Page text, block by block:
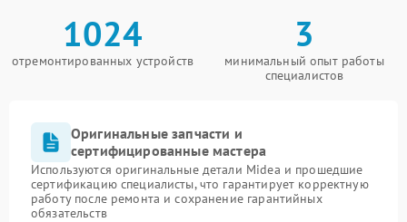
1024
отремонтированных устройств
3
минимальный опыт работы
специалистов
Оригинальные запчасти и
сертифицированные мастера
Используются оригинальные детали Midea и прошедшие
сертификацию специалисты, что гарантирует корректную
работу после ремонта и сохранение гарантийных
обязательств